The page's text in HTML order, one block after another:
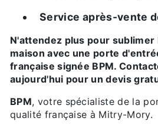
Service après-vente
N'attendez plus pour sublimer l'entrée de votre
maison avec une porte
française signée BPM.
aujourd'hui pour un devis
BPM, votre spécialiste de la
qualité française à Mitry-Mory.